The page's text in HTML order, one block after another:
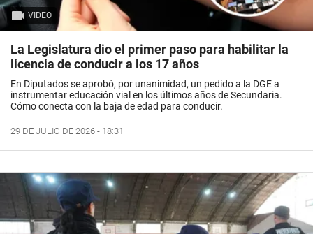
VIDEO
La Legislatura dio el primer paso para habilitar la
licencia de conducir a los 17 años
En Diputados se aprobó, por unanimidad, un pedido a la DGE a
instrumentar educación vial en los últimos años de Secundaria.
Cómo conecta con la baja de edad para conducir.
29 DE JULIO DE 2026 - 18:31